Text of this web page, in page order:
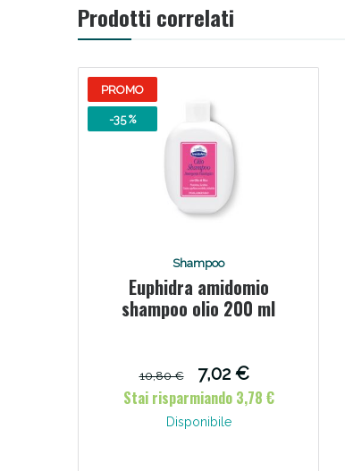
Prodotti correlati
PROMO
-35 %
Shampoo
Euphidra amidomio
shampoo olio 200 ml
10,80 €
7,02 €
Stai risparmiando 3,78 €
Disponibile